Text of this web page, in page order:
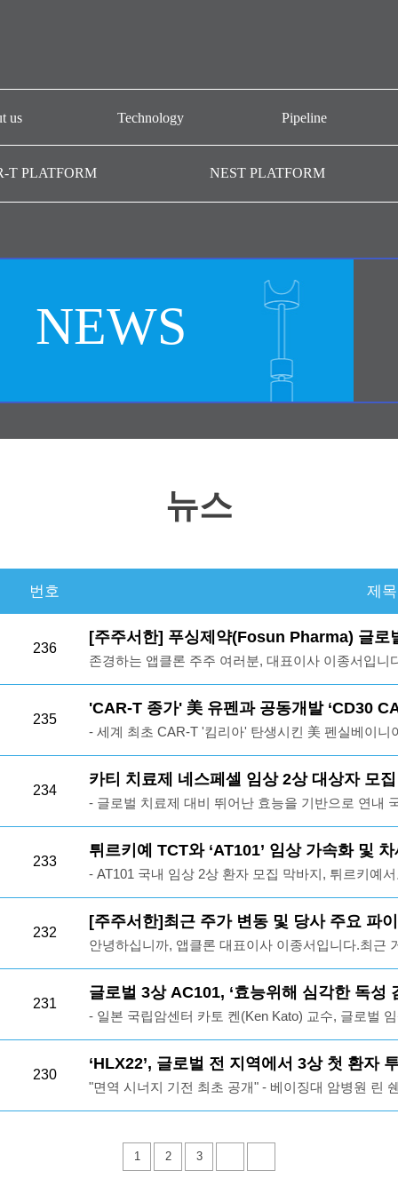
us
관
Technology Pipeline
AM201
AM105
T PLATFORM NEST PLATFORM
NEWS
뉴스
번호 제목
236
[주주서한] 푸싱제약(Fosun Pharma) 글로
존경하는 앱클론 주주 여러분, 대표이사 이종서입니
제약·바이오 섹터 전반에 불어닥친 극심한 투자 심
폭의 하락을 겪고 있습니다. 회사의 본질적 가치와
인해 주주 여러분께서 겪고 계실 고통과 상실감에
장인 연구개발과 사업화 시계는 그 어느 때보다 빠
증명하듯, 저는 어제 중국 상하이에서 글로벌 파트
돌아왔습니다. 주주 여러분의 불안감을 덜어드리고
업들의 진행 현황을 직접 보고해 드립니다.1. 푸싱
및 HLX22 상업화 모멘텀 확인저는 지난 7월 27일,
약 글로벌 BD & 파트너십 포럼(Fosun Pharma
청받아 참석했습니다. 당사의 기술이전 파트너사인
핵심 항체 신약 자회사입니다.이번 포럼에서 가장
최고개발책임자(CBO) 핑 차오(Ping Cao)는 저에게
공에 대한 확고한 자신감을 내비쳤으며, 당사와 다
기로 강력히 뜻을 모았습니다.또한, 포럼에서는 현
되고 있으며, 타국 대비 절반의 시간과 3분의 1의 비
조되었습니다. 특히, 중국에서 진행된 임상 결과가
받으며 전 세계 상업화에 엄청난 가속도가 붙고 있
실적이 가시화될 것으로 굳게 확신하며, 포럼에 참
도 긴밀한 네트워킹을 구축하여 새로운 글로벌 파
235
'CAR-T 종가' 美 유펜과 공동개발 ‘CD30
- 세계 최초 CAR-T '킴리아' 탄생시킨 美 펜실베이니아
림프종 타깃 'CD30' 정밀 타격… 기존 치료제 내성 극복
(대표이사 이종서)은 세계적인 CAR-T(키메라 항원
실베이니아 대학교(UPenn, 이하 유펜)와의 공동연
이 분야 최고의 권위를 자랑하는 유펜과 공동 연구
올렸다는 점에서, 그 기술적 완성도와 대외적 신뢰
은 성과로 평가된다. 최근 암 치료의 패러다임을 바꾸고 있는 'CAR-T(카티) 치료제'는 환자
의 면역세포를 유전적으로 강화해 암세포를 저격하
정 단백질을 인식해 추적하는데, 이번 기술의 표적
이 국내 임상2상 대상자 모집을 마치고 이달 내 투약
겟으로 한다. 이번에 등록된 특허는 호지킨 림프종을 비롯한 악성 림프종 환자의 암세포 표
면에서 뚜렷하게 과발현되는 'CD30' 단백질을 정밀
는 이상적인 맞춤형 치료가 가능하다. 이번 미국 특허 획득이 글로벌 바이오 업계의 집중
조명을 받는 핵심 이유는 앱클론이 발굴한 항체의 '
존 CD30 타깃 항체들과는 전혀 다른 새로운 에피토
생한 불응성 암 환자들에게 새로운 패러다임의 치료 대안을
234
카티 치료제 네스페셀 임상 2상 대상자 모
- 글로벌 치료제 대비 뛰어난 효능을 기반으로 연내 국내 신
TCT와 해외 임상 진행 및 GC녹십자·스트라이크파
도 개발 중 앱클론(대표이사 이종서)은 2일, 재발·불응성 혈액암 환자를 대상으로 진행 중
인 CAR-T(키메라 항원 수용체 T세포) 치료제인 네
CAR-T 치료제들이 공통으로 사용하는 FMC63 항
인 h1218를 적용해 차별화된 메커니즘을 자랑한다. 앞서 발표된 임상 2상 중간결과에서
AT101은 객관적반응률(ORR) 94%, 암세포가 완전
경이로운 수치를 기록하며 혈액암치료제 시장의 이목을 집중시켰
계 주요 국가 특허를 확보한 앱클론은 식품의약품안
'글로벌 혁신제품 신속심사(GIFT)' 대상으로 연이어
종료에 따라 모든 투여를 끝마치고, 연내 최종 임상
신청할 예정이다. 한국바이오협회에 따르면, 글로벌 CAR-T 치료제 시장은 연평균 40%씩
상황이다. 네스페셀의 우수한 임상 성과는 글로벌 파트너링의 폭발적인 확장으로 직결되
고 있다. 최근 앱클론은 파트너사인 TCT 헬스테크
233
튀르키예 TCT와 ‘AT101’ 임상 가속화 및
- AT101 국내 임상 2상 환자 모집 막바지, 튀르키예서도 임상 속
르키예서 아크데니즈 대학서 CAR-T 제조 시설 현장 시찰 - 유방암 타깃 고형
T(AT501) 및 차세대 인비보 카티 임상 베이스캠프 확보 앱클론(대표이사 이종서)이
키예 파트너사인 TCT 헬스테크놀로지(TCT Health
불에 위치한 TCT 본사를 직접 방문해 차세대 세포
것이다. 이번 협약의 핵심은 앱클론이 지난 25년 3
카티(CAR-T) 치료제 'AT101'의 튀르키예 현지 임상을 가속화
임상 2상 환자 모집 막바지 단계에 있는 앱클론은,
최소화하기로 합의했다. 이를 통해 당초 예상보다
게 생명을 구하는 혁신 치료제를 제공하겠다는 공동의 의지
한다. 앱클론이 독자 개발 중인 스위처블 카티
며, 특히 유방암에 초점을 맞추어 고형암 치료의 새
232
[주주서한]최근 주가 변동 및 당사 주요 파
안녕하십니까, 앱클론 대표이사 이종서입니다.최근
전반의 투자 심리 위축으로 인해 당사의 주가 역시
주주 여러분의 우려와 심려가 무척 크실 것으로 생
하락은 당사의 개별적인 악재나 펀더멘털 훼손에
당사의 핵심 파이프라인들은 철저히 계획된 일정에
주주 여러분의 불안감을 해소해 드리고자, 현재 순
황을 명확히 공유해 드립니다.[주요 파이프라인별
막바지 단계에 진입했습니다. 기존에 시장에 안내
231
글로벌 3상 AC101, ‘효능위해 심각한 독성
- 일본 국립암센터 카토 켄(Ken Kato) 교수, 글로벌 임
쟁 약물 ‘자니다타맙’의 치명적 부작용 극복… HLX22 중
료 대비 우수한 PFS·OS 데이터 바탕으로 환자의 '
앱클론(대표 이종서)의 글로벌 파트너사 헨리우스(Henlius)는 지난 13일 공식 채널을 통해
립암센터 병원의 카토 켄(Ken Kato) 교수의 특별 인
카토 켄 교수는 현재 글로벌 전 대륙에서 순항 중인
230
‘HLX22’, 글로벌 전 지역에서 3상 첫 환자
"면역 시너지 기전 최초 공개" - 베이징대 암병원 린
별화된 종양미세환경(TME) 개선 기전 극찬- CD8+
소… 한국·미국·유럽 등 전 세계 임상 인프라 풀가
하여 기술이전한 차세대 HER2 표적 위암 치료제
1 2 3